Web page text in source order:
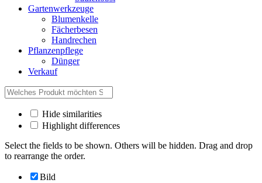
Gartenwerkzeuge
Blumenkelle
Fächerbesen
Handrechen
Pflanzenpflege
Dünger
Verkauf
Hide similarities
Highlight differences
Select the fields to be shown. Others will be hidden. Drag and drop
to rearrange the order.
Bild